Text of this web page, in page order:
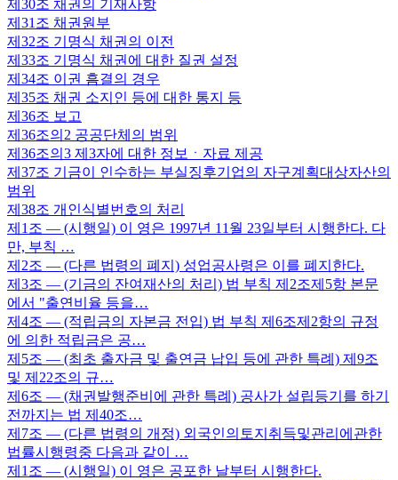
제30조 채권의 기재사항
제31조 채권원부
제32조 기명식 채권의 이전
제33조 기명식 채권에 대한 질권 설정
제34조 이권 흠결의 경우
제35조 채권 소지인 등에 대한 통지 등
제36조 보고
제36조의2 공공단체의 범위
제36조의3 제3자에 대한 정보ㆍ자료 제공
제37조 기금이 인수하는 부실징후기업의 자구계획대상자산의
범위
제38조 개인식별번호의 처리
제1조 — (시행일) 이 영은 1997년 11월 23일부터 시행한다. 다
만, 부칙 …
제2조 — (다른 법령의 폐지) 성업공사령은 이를 폐지한다.
제3조 — (기금의 잔여재산의 처리) 법 부칙 제2조제5항 본문
에서 "출연비율 등을…
제4조 — (적립금의 자본금 전입) 법 부칙 제6조제2항의 규정
에 의한 적립금은 공…
제5조 — (최초 출자금 및 출연금 납입 등에 관한 특례) 제9조
및 제22조의 규…
제6조 — (채권발행준비에 관한 특례) 공사가 설립등기를 하기
전까지는 법 제40조…
제7조 — (다른 법령의 개정) 외국인의토지취득및관리에관한
법률시행령중 다음과 같이 …
제1조 — (시행일) 이 영은 공포한 날부터 시행한다.